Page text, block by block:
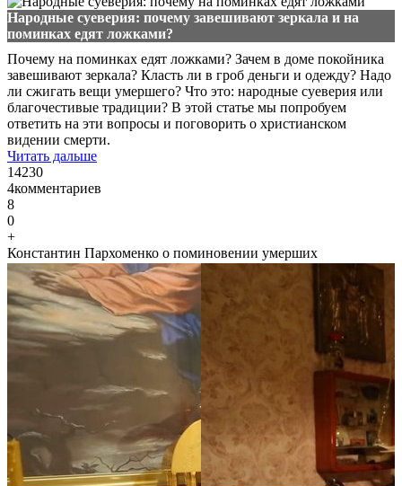
Народные суеверия: почему завешивают зеркала и на
поминках едят ложками?
Почему на поминках едят ложками? Зачем в доме покойника
завешивают зеркала? Класть ли в гроб деньги и одежду? Надо
ли сжигать вещи умершего? Что это: народные суеверия или
благочестивые традиции? В этой статье мы попробуем
ответить на эти вопросы и поговорить о христианском
видении смерти.
Читать дальше
14230
4комментариев
8
0
+
Константин Пархоменко о поминовении умерших